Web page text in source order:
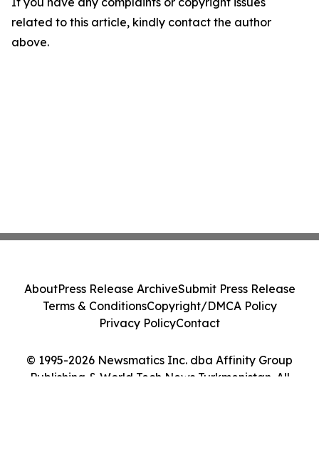
related to this article, kindly contact the author
above.
© 1995-2026 Newsmatics Inc. dba Affinity Group
Publishing & World Tech News Turkmenistan. All
AboutPress Release ArchiveSubmit Press Release
Terms & ConditionsCopyright/DMCA Policy
Privacy PolicyContact